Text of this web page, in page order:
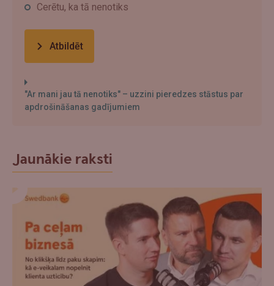
Cerētu, ka tā nenotiks
Atbildēt
"Ar mani jau tā nenotiks" – uzzini pieredzes stāstus par
apdrošināšanas gadījumiem
Jaunākie raksti